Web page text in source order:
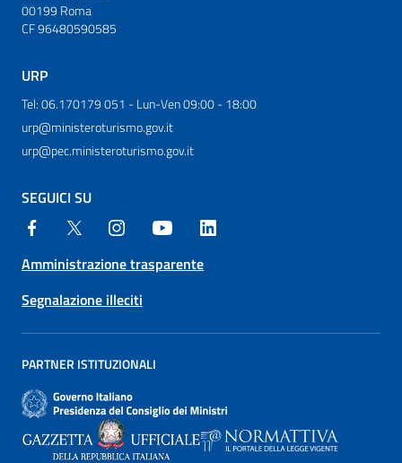
00199 Roma
CF 96480590585
URP
Tel: 06.170179 051 - Lun-Ven 09:00 - 18:00
urp@ministeroturismo.gov.it
urp@pec.ministeroturismo.gov.it
SEGUICI SU
Amministrazione trasparente
Segnalazione illeciti
PARTNER ISTITUZIONALI